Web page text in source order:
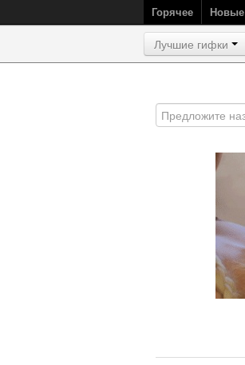
Горячее Новые
Лучшие гифки